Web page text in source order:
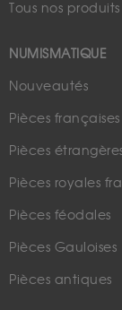
Tous nos
NUMISMATIQUE
Nouveautés
Pièces françaises
Pièces
Pièces royales
Pièces féodales
Pièces Gauloises
Pièces antiques